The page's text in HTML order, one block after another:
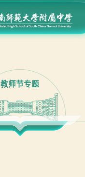
教师节专题